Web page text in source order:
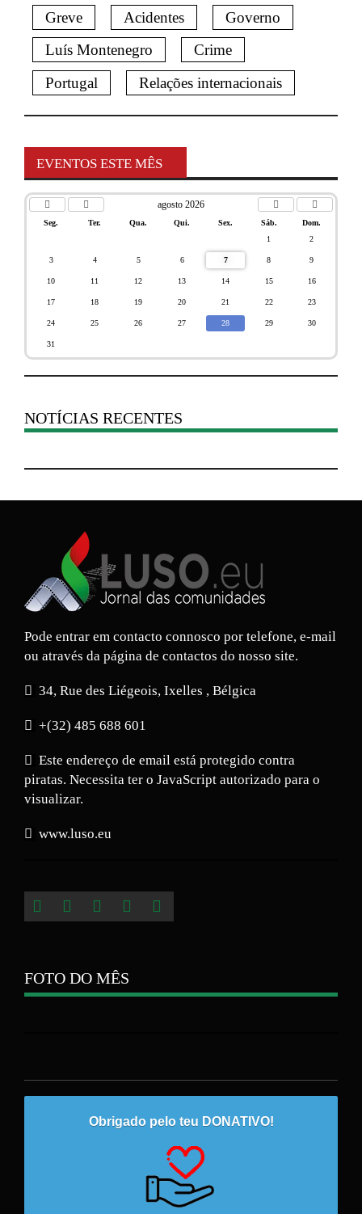
Greve Acidentes
Governo
Luís Montenegro
Crime
Portugal
Relações internacionais
EVENTOS ESTE MÊS
agosto 2026
Seg. Ter. Qua. Qui. Sex. Sáb.
Dom.
1
2
3 4 5 6 7 8 9
10 11 12 13 14 15 16
17 18 19 20 21 22 23
24 25 26 27 28 29 30
31
NOTÍCIAS RECENTES
Pode entrar em contacto connosco por telefone, e-mail
ou através da página de contactos do nosso site.
34, Rue des Liégeois, Ixelles , Bélgica
+(32) 485 688 601
Este endereço de email está protegido contra
piratas. Necessita ter o JavaScript autorizado para o
visualizar.
www.luso.eu
FOTO DO MÊS
Obrigado pelo teu DONATIVO!